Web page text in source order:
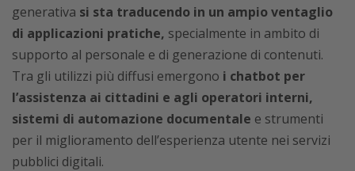
generativa si sta traducendo in un ampio ventaglio
di applicazioni pratiche, specialmente in ambito di
supporto al personale e di generazione di contenuti.
Tra gli utilizzi più diffusi emergono i chatbot per
l’assistenza ai cittadini e agli operatori interni,
sistemi di automazione documentale e strumenti
per il miglioramento dell’esperienza utente nei servizi
pubblici digitali.